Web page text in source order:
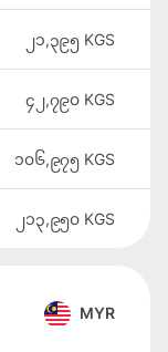
၂၁,၃၉၅ KGS
၄၂,၇၉၀ KGS
၁၀၆,၉၇၅ KGS
၂၁၃,၉၅၀ KGS
MYR